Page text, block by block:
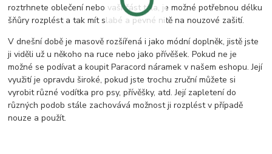
roztrhnete oblečení nebo vaši část těla, je možné potřebnou délku
šňůry rozplést a tak mít slabé a pevné nitě na nouzové zašití.
V dnešní době je masově rozšířená i jako módní doplněk, jistě jste
ji viděli už u někoho na ruce nebo jako přívěšek. Pokud ne je
možné se podívat a koupit Paracord náramek v našem eshopu. Její
využití je opravdu široké, pokud jste trochu zruční můžete si
vyrobit různé vodítka pro psy, přívěšky, atd. Její zapletení do
různých podob stále zachovává možnost ji rozplést v případě
nouze a použít.